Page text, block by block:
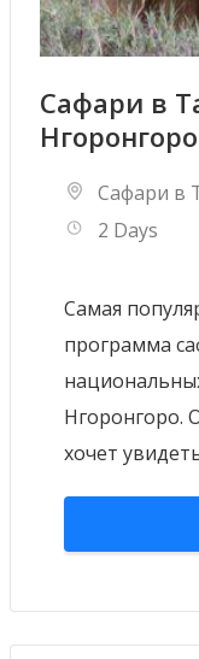
Сафари в
Нгоронгоро
Сафари в
2 Days
Самая
программа
Нгоронгоро.
хочет